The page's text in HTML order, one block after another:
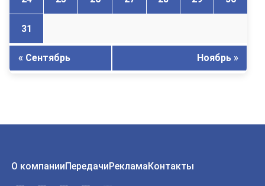
31
« Сентябрь Ноябрь »
О компанииПередачиРекламаКонтакты